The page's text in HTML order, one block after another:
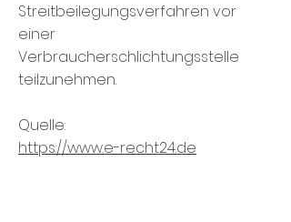
Streitbeilegungsverfahren vor
einer
Verbraucherschlichtungsstelle
teilzunehmen.
Quelle:
https://www.e-recht24.de